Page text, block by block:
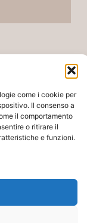
come i cookie per
Il consenso a
il comportamento
o ritirare il
e funzioni.
PIVA